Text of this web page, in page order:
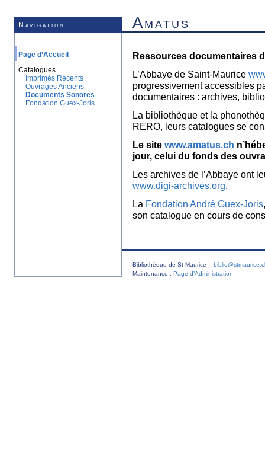
Navigation Amatus
Page d’Accueil
Catalogues
Imprimés Récents
Ouvrages Anciens
Documents Sonores
Fondation Guex-Joris
Ressources documentaires
L’Abbaye de Saint-Maurice
progressivement accessibles
documentaires : archives,
La bibliothèque et la
RERO, leurs catalogues se
Le site www.amatus.ch
jour, celui du fonds des
Les archives de l’Abbaye ont
www.digi-archives.org.
La Fondation André Guex-Joris
son catalogue en cours de
Bibliothèque de St Maurice –
Maintenance : Page d’Administration